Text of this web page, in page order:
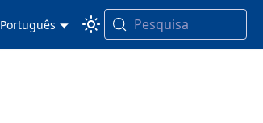
Português Pesquisa